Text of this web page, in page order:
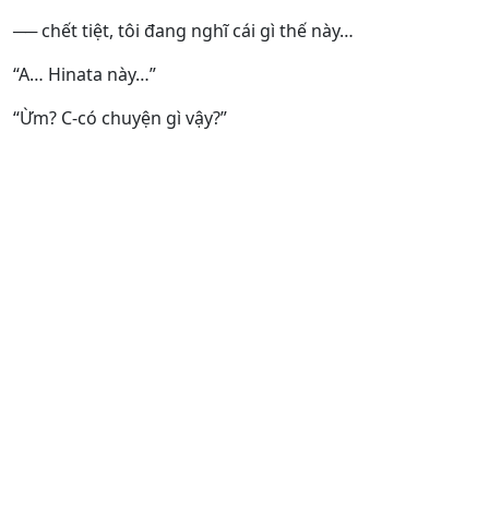
── chết tiệt, tôi đang nghĩ cái gì thế này…
“A… Hinata này…”
“Ừm? C-có chuyện gì vậy?”